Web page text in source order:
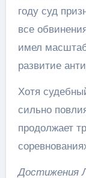
году суд
все
имел
развитие
Хотя
сильно
продолжает
Достижения